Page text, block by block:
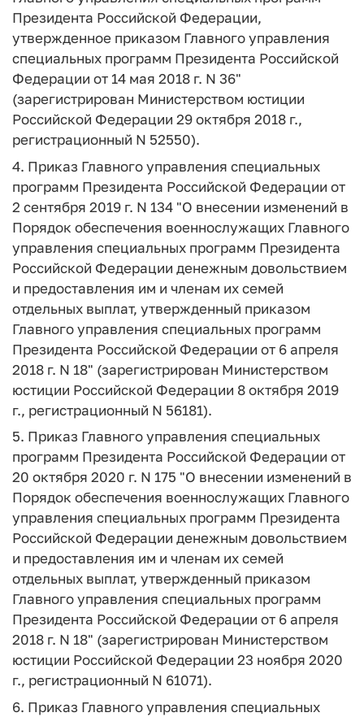
Президента Российской Федерации,
утвержденное приказом Главного управления
специальных программ Президента Российской
Федерации от 14 мая 2018 г. N 36"
(зарегистрирован Министерством юстиции
Российской Федерации 29 октября 2018 г.,
регистрационный N 52550).
4. Приказ Главного управления специальных
программ Президента Российской Федерации от
2 сентября 2019 г. N 134 "О внесении изменений в
Порядок обеспечения военнослужащих Главного
управления специальных программ Президента
Российской Федерации денежным довольствием
и предоставления им и членам их семей
отдельных выплат, утвержденный приказом
Главного управления специальных программ
Президента Российской Федерации от 6 апреля
2018 г. N 18" (зарегистрирован Министерством
юстиции Российской Федерации 8 октября 2019
г., регистрационный N 56181).
5. Приказ Главного управления специальных
программ Президента Российской Федерации от
20 октября 2020 г. N 175 "О внесении изменений в
Порядок обеспечения военнослужащих Главного
управления специальных программ Президента
Российской Федерации денежным довольствием
и предоставления им и членам их семей
отдельных выплат, утвержденный приказом
Главного управления специальных программ
Президента Российской Федерации от 6 апреля
2018 г. N 18" (зарегистрирован Министерством
юстиции Российской Федерации 23 ноября 2020
г., регистрационный N 61071).
6. Приказ Главного управления специальных